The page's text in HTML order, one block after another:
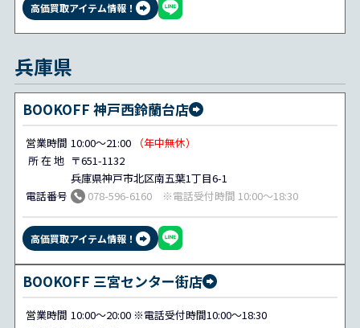
高価買取アイテム情報！
兵庫県
BOOKOFF 神戸西鈴蘭台店
営業時間 10:00～21:00
（年中無休）
所 在 地 〒651-1132
兵庫県神戸市北区南五葉1丁目6-1
電話番号
078-596-6160 ※電話受付時間 10:00～18:30
高価買取アイテム情報！
BOOKOFF 三宮センター街店
営業時間 10:00～20:00 ※電話受付時間10:00～18:30